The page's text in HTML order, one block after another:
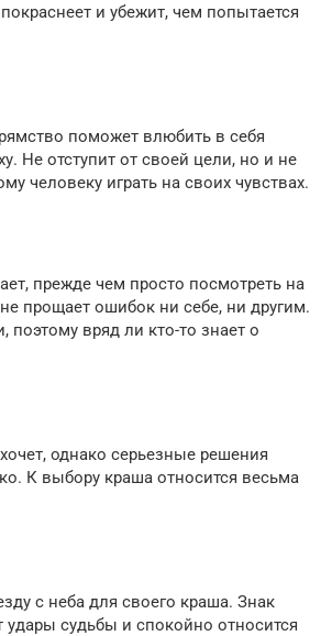
и убежит, чем попытается
поможет влюбить в себя
Не отступит от своей цели, но и не
человеку играть на своих чувствах.
прежде чем просто посмотреть на
прощает ошибок ни себе, ни другим.
поэтому вряд ли кто-то знает о
однако серьезные решения
К выбору краша относится весьма
с неба для своего краша. Знак
удары судьбы и спокойно относится